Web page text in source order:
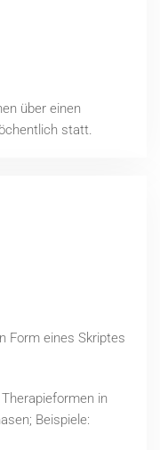
über einen
statt.
Form eines Skriptes
in
Beispiele: